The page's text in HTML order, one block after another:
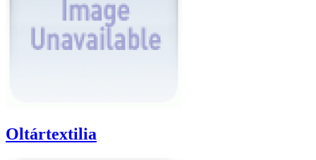
Oltártextilia